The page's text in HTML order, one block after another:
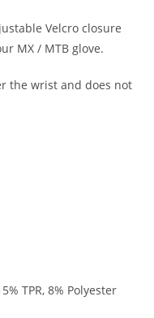
Velcro closure
MX / MTB glove.
the wrist and does not
TPR, 8% Polyester